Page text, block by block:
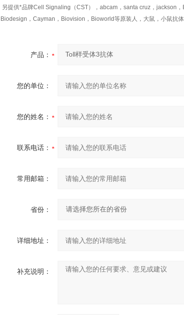
另提供*品牌Cell Signaling（CST），abcam，santa cruz，jackson
Biodesign，Cayman，Biovision，Bioworld等原装人，大鼠，小鼠抗体
产品：
您的单位：
您的姓名：
联系电话：
常用邮箱：
省份：
详细地址：
补充说明：